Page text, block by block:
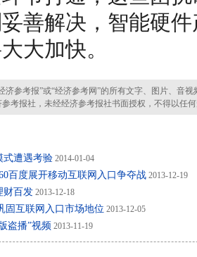
善解决，智能硬
大加快。
参考报”或“经济参考网”的所有文字、图片、音视
考报社，未经经济参考报社书面授权，不得以任
式遭遇考验 2014-01-04
百度展开移动互联网入口争夺战 2013-12-19
财百发 2013-12-18
固互联网入口市场地位 2013-12-05
盗播”视频 2013-11-19